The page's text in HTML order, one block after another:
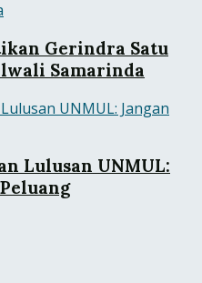
Gerindra Satu
Samarinda
Lulusan UNMUL: